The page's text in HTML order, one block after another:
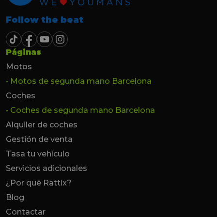
Follow the beat
Páginas
Motos
• Motos de segunda mano Barcelona
Coches
• Coches de segunda mano Barcelona
Alquiler de coches
Gestión de venta
Tasa tu vehículo
Servicios adicionales
¿Por qué Rattix?
Blog
Contactar